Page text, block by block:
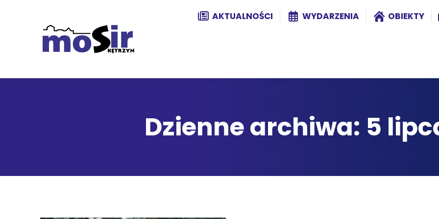
AKTUALNOŚCI WYDARZENIA OBIEKTY
Dzienne archiwa: 5